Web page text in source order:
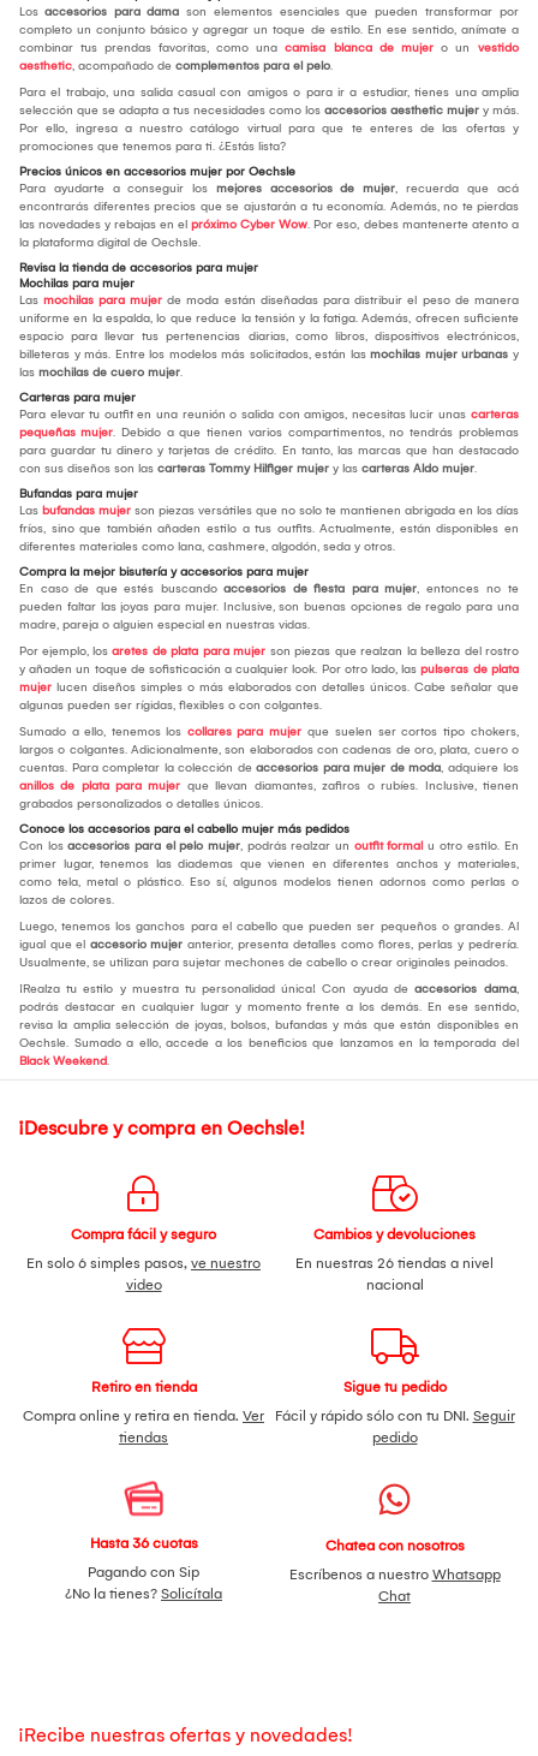
Los accesorios para dama son elementos esenciales que pueden transformar por
completo un conjunto básico y agregar un toque de estilo. En ese sentido, anímate a
combinar tus prendas favoritas, como una camisa blanca de mujer o un vestido
aesthetic, acompañado de complementos para el pelo.
Para el trabajo, una salida casual con amigos o para ir a estudiar, tienes una amplia
selección que se adapta a tus necesidades como los accesorios aesthetic mujer y más.
Por ello, ingresa a nuestro catálogo virtual para que te enteres de las ofertas y
promociones que tenemos para ti. ¿Estás lista?
Precios únicos en accesorios mujer por Oechsle
Para ayudarte a conseguir los mejores accesorios de mujer, recuerda que acá
encontrarás diferentes precios que se ajustarán a tu economía. Además, no te pierdas
las novedades y rebajas en el próximo Cyber Wow. Por eso, debes mantenerte atento a
la plataforma digital de Oechsle.
Revisa la tienda de accesorios para mujer
Mochilas para mujer
Las mochilas para mujer de moda están diseñadas para distribuir el peso de manera
uniforme en la espalda, lo que reduce la tensión y la fatiga. Además, ofrecen suficiente
espacio para llevar tus pertenencias diarias, como libros, dispositivos electrónicos,
billeteras y más. Entre los modelos más solicitados, están las mochilas mujer urbanas y
las mochilas de cuero mujer.
Carteras para mujer
Para elevar tu outfit en una reunión o salida con amigos, necesitas lucir unas carteras
pequeñas mujer. Debido a que tienen varios compartimentos, no tendrás problemas
para guardar tu dinero y tarjetas de crédito. En tanto, las marcas que han destacado
con sus diseños son las carteras Tommy Hilfiger mujer y las carteras Aldo mujer.
Bufandas para mujer
Las bufandas mujer son piezas versátiles que no solo te mantienen abrigada en los días
fríos, sino que también añaden estilo a tus outfits. Actualmente, están disponibles en
diferentes materiales como lana, cashmere, algodón, seda y otros.
Compra la mejor bisutería y accesorios para mujer
En caso de que estés buscando accesorios de fiesta para mujer, entonces no te
pueden faltar las joyas para mujer. Inclusive, son buenas opciones de regalo para una
madre, pareja o alguien especial en nuestras vidas.
Por ejemplo, los aretes de plata para mujer son piezas que realzan la belleza del rostro
y añaden un toque de sofisticación a cualquier look. Por otro lado, las pulseras de plata
mujer lucen diseños simples o más elaborados con detalles únicos. Cabe señalar que
algunas pueden ser rígidas, flexibles o con colgantes.
Sumado a ello, tenemos los collares para mujer que suelen ser cortos tipo chokers,
largos o colgantes. Adicionalmente, son elaborados con cadenas de oro, plata, cuero o
cuentas. Para completar la colección de accesorios para mujer de moda, adquiere los
anillos de plata para mujer que llevan diamantes, zafiros o rubíes. Inclusive, tienen
grabados personalizados o detalles únicos.
Conoce los accesorios para el cabello mujer más pedidos
Con los accesorios para el pelo mujer, podrás realzar un outfit formal u otro estilo. En
primer lugar, tenemos las diademas que vienen en diferentes anchos y materiales,
como tela, metal o plástico. Eso sí, algunos modelos tienen adornos como perlas o
lazos de colores.
Luego, tenemos los ganchos para el cabello que pueden ser pequeños o grandes. Al
igual que el accesorio mujer anterior, presenta detalles como flores, perlas y pedrería.
Usualmente, se utilizan para sujetar mechones de cabello o crear originales peinados.
¡Realza tu estilo y muestra tu personalidad única! Con ayuda de accesorios dama,
podrás destacar en cualquier lugar y momento frente a los demás. En ese sentido,
revisa la amplia selección de joyas, bolsos, bufandas y más que están disponibles en
Oechsle. Sumado a ello, accede a los beneficios que lanzamos en la temporada del
Black Weekend.
¡Descubre y compra en Oechsle!
Compra fácil y seguro
En solo 6 simples pasos, ve nuestro
video
Cambios y devoluciones
En nuestras 26 tiendas a nivel
nacional
Retiro en tienda
Compra online y retira en tienda. Ver
tiendas
Sigue tu pedido
Fácil y rápido sólo con tu DNI. Seguir
pedido
Hasta 36 cuotas
Pagando con Sip
¿No la tienes? Solicítala
Chatea con nosotros
Escríbenos a nuestro Whatsapp
Chat
¡Recibe nuestras ofertas y novedades!